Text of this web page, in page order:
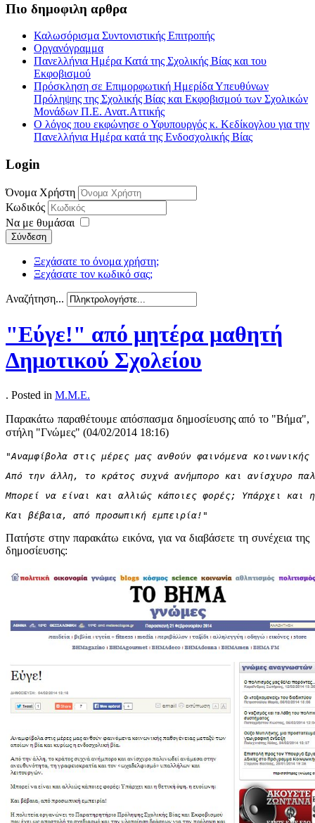
Πιο δημοφιλη αρθρα
Καλωσόρισμα Συντονιστικής Επιτροπής
Οργανόγραμμα
Πανελλήνια Ημέρα Κατά της Σχολικής Βίας και του
Εκφοβισμού
Πρόσκληση σε Επιμορφωτική Ημερίδα Υπευθύνων
Πρόληψης της Σχολικής Βίας και Εκφοβισμού των Σχολικών
Μονάδων Π.Ε. Ανατ.Αττικής
Ο λόγος που εκφώνησε ο Υφυπουργός κ. Κεδίκογλου για την
Πανελλήνια Ημέρα κατά της Ενδοσχολικής Βίας
Login
Όνομα Χρήστη
Κωδικός
Να με θυμάσαι
Σύνδεση
Ξεχάσατε το όνομα χρήστη;
Ξεχάσατε τον κωδικό σας;
Αναζήτηση...
"Εύγε!" από μητέρα μαθητή
Δημοτικού Σχολείου
. Posted in Μ.Μ.Ε.
Παρακάτω παραθέτουμε απόσπασμα δημοσίευσης από το "Βήμα",
στήλη "Γνώμες" (04/02/2014 18:16)
"Αναμφίβολα στις μέρες μας ανθούν φαινόμενα
Από την άλλη, το κράτος συχνά ανήμπορο και ανίσχυρο
Μπορεί να είναι και αλλιώς κάποιες φορές; Υπάρχει και
Και βέβαια, από προσωπική εμπειρία!"
Πατήστε στην παρακάτω εικόνα, για να διαβάσετε τη συνέχεια της
δημοσίευσης: